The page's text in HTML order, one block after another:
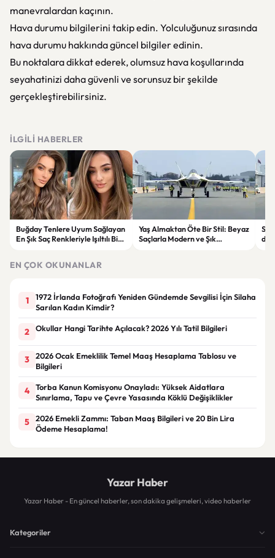
manevralardan kaçının.
Hava durumu bilgilerini takip edin. Yolculuğunuz sırasında
hava durumu hakkında güncel bilgiler edinin.
Bu noktalara dikkat ederek, olumsuz hava koşullarında
seyahatinizi daha güvenli ve sorunsuz bir şekilde
gerçekleştirebilirsiniz.
İLGILI HABERLER
Buğday Tenlere Uyum Sağlayan
En Şık Saç Renkleriyle Işıltılı Bir
Yaş Almaktan Öte Bir Stil: Beyaz
Saçlarla Modern ve Şık
EN ÇOK OKUNANLAR
1
1972 İrlanda Fotoğrafı Yeniden Gündemde Sevgilisi İçin Silaha
Sarılan Kadın Kimdir?
2 Okullar Hangi Tarihte Açılacak? 2026 Yılı Tatil Bilgileri
3
2026 Ocak Emeklilik Temel Maaş Hesaplama Tablosu ve
Bilgileri
4
Torba Kanun Komisyonu Onayladı: Yüksek Aidatlara
Sınırlama, Tapu ve Çevre Yasasında Köklü Değişiklikler
5
2026 Emekli Zammı: Taban Maaş Bilgileri ve 20 Bin Lira
Ödeme Hesaplama!
Yazar Haber
Yazar Haber - En güncel haberler, son dakika gelişmeleri, video haberler
Kategoriler